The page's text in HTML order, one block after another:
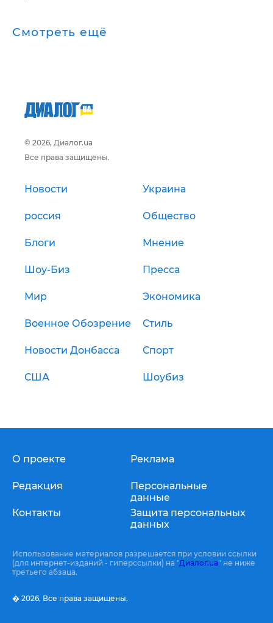
Смотреть ещё
© 2026, Диалог.ua
Все права защищены.
Новости Украина
россия Общество
Блоги Мнение
Шоу-Биз Пресса
Мир Экономика
Военное Обозрение Стиль
Новости Донбасса Спорт
США Шоубиз
О проекте
Редакция
Контакты
Реклама
Персональные
данные
Защита персональных
данных
Использование материалов разрешается при условии ссылки
(для интернет-изданий - гиперссылки) на "Диалог.ua" не ниже
третьего абзаца.
� 2026, Все права защищены.